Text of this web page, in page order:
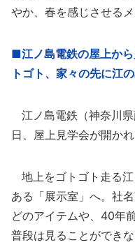
やか、春を感じさせる
■江ノ島電鉄の屋上か
トゴト、家々の先に江
江ノ島電鉄（神奈川
日、屋上見学会が開かれ
地上をゴトゴト走る
ある「展示室」へ。社
どのアイテムや、40年
普段は見ることができ